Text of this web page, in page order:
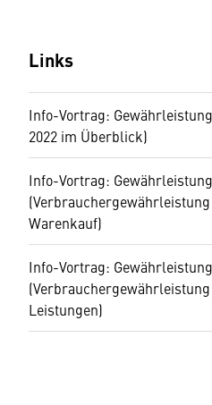
Links
Info-Vortrag:
2022 im Überblick)
Info-Vortrag:
Warenkauf)
Info-Vortrag:
Leistungen)